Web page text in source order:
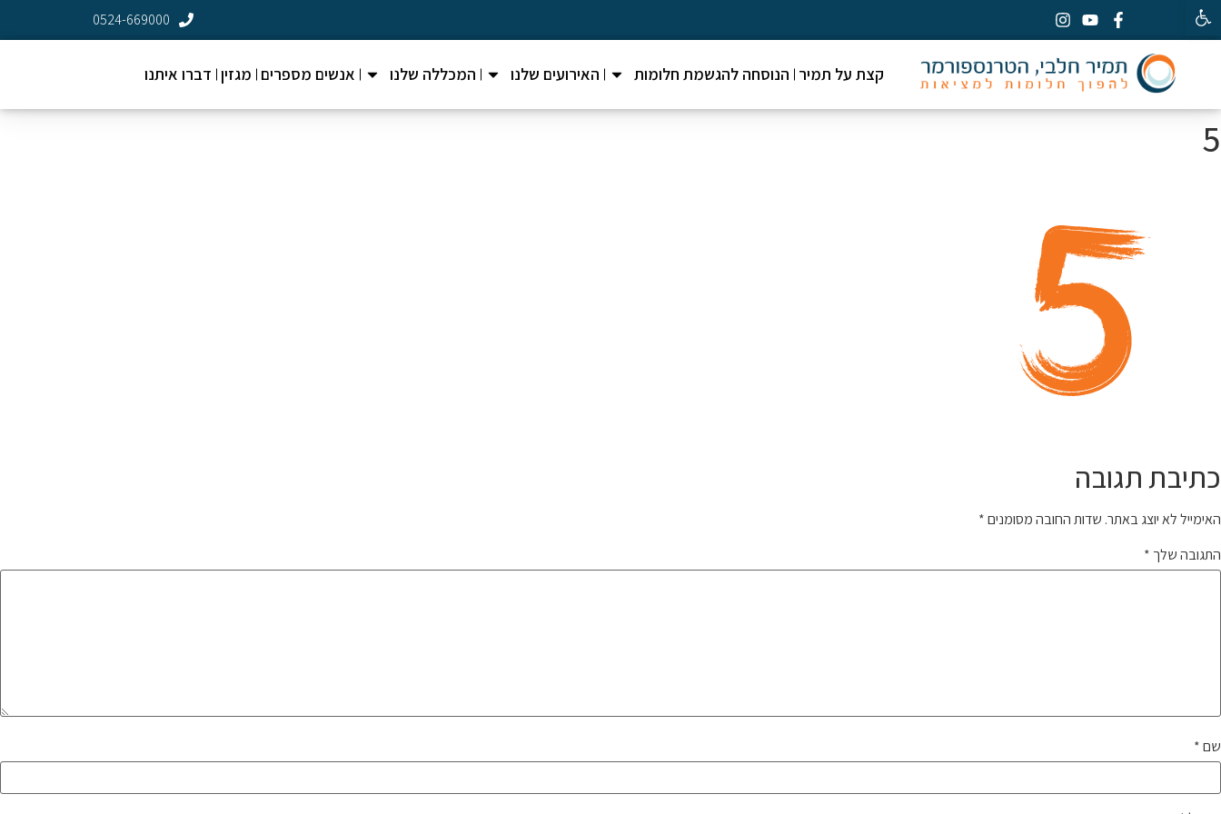
פתח סרגל נגישות
0524-669000
קצת על תמיר הנוסחה להגשמת חלומות האירועים שלנו המכללה שלנו אנשים מספרים מגזין דברו איתנו
5
כתיבת תגובה
האימייל לא יוצג באתר. שדות החובה מסומנים*
התגובה שלך *
שם*